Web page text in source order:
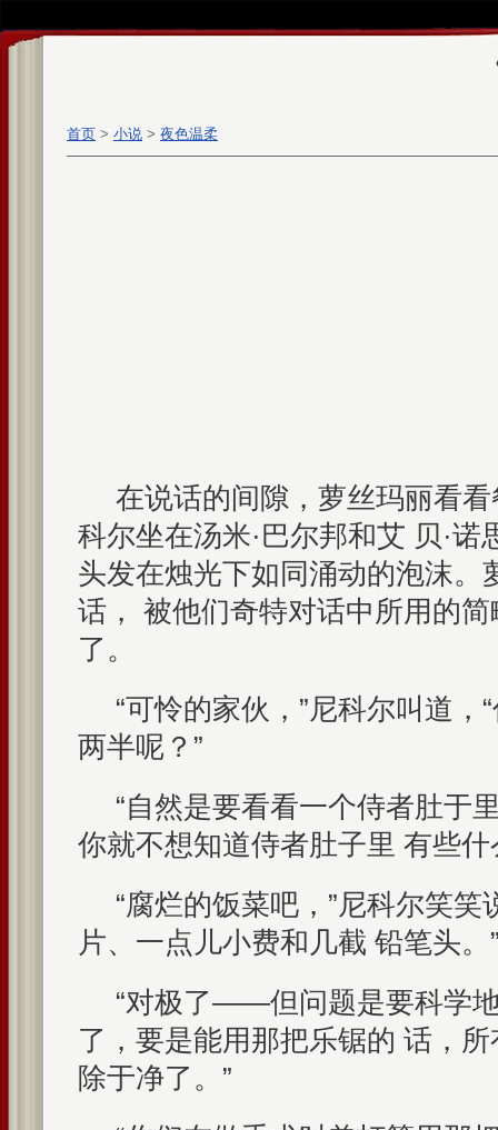
首页 > 小说 > 夜色温柔
在说话的间隙，萝丝玛丽看
科尔坐在汤米·巴尔邦和艾 贝·
头发在烛光下如同涌动的泡沫。
话， 被他们奇特对话中所用的
了。
“可怜的家伙，”尼科尔叫道，
两半呢？”
“自然是要看看一个侍者肚于
你就不想知道侍者肚子里 有些什
“腐烂的饭菜吧，”尼科尔笑笑
片、一点儿小费和几截 铅笔头。
“对极了——但问题是要科学
了，要是能用那把乐锯的 话，
除于净了。”